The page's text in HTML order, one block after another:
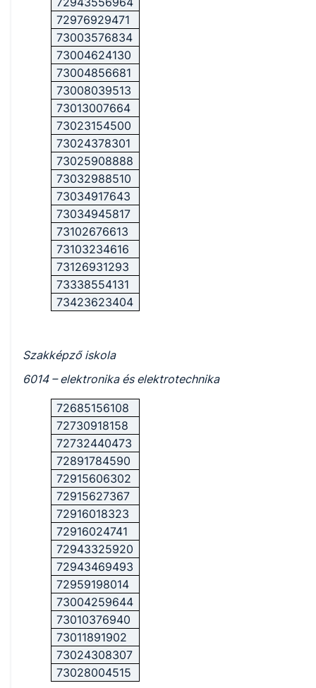
72976929471
73003576834
73004624130
73004856681
73008039513
73013007664
73023154500
73024378301
73025908888
73032988510
73034917643
73034945817
73102676613
73103234616
73126931293
73338554131
73423623404
Szakképző iskola
6014 – elektronika és elektrotechnika
72685156108
72730918158
72732440473
72891784590
72915606302
72915627367
72916018323
72916024741
72943325920
72943469493
72959198014
73004259644
73010376940
73011891902
73024308307
73028004515